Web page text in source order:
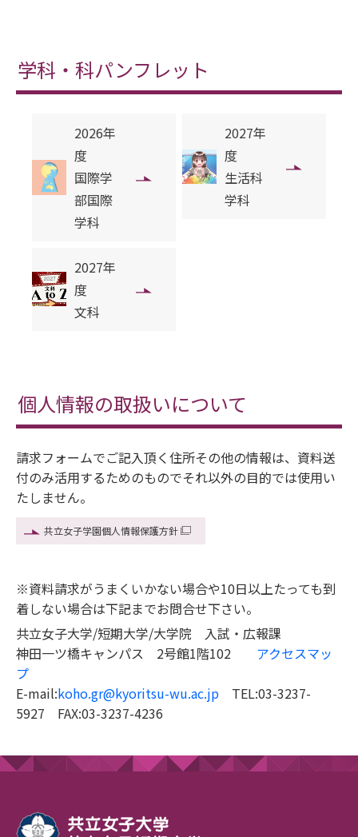
学科・科パンフレット
2026年
度
国際学
部国際
学科
2027年
度
生活科
学科
2027年
度
文科
個人情報の取扱いについて
請求フォームでご記入頂く住所その他の情報は、資料送
付のみ活用するためのものでそれ以外の目的では使用い
たしません。
共立女子学園個人情報保護方針
※資料請求がうまくいかない場合や10日以上たっても到
着しない場合は下記までお問合せ下さい。
共立女子大学/短期大学/大学院 入試・広報課
神田一ツ橋キャンパス 2号館1階102 アクセスマッ
プ
E-mail:koho.gr@kyoritsu-wu.ac.jp TEL:03-3237-
5927 FAX:03-3237-4236